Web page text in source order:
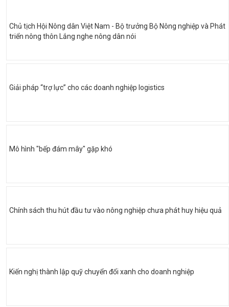
Chủ tịch Hội Nông dân Việt Nam - Bộ trưởng Bộ Nông nghiệp và Phát
triển nông thôn Lắng nghe nông dân nói
Giải pháp “trợ lực” cho các doanh nghiệp logistics
Mô hình "bếp đám mây" gặp khó
Chính sách thu hút đầu tư vào nông nghiệp chưa phát huy hiệu quả
Kiến nghị thành lập quỹ chuyển đổi xanh cho doanh nghiệp